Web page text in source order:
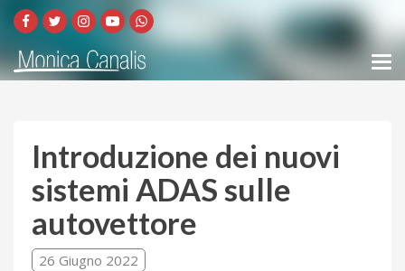
Introduzione dei nuovi
sistemi ADAS sulle
autovettore
26 Giugno 2022